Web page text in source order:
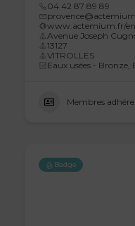
04 42 87 89 89
www.actemium.fr/
Avenue Joseph
13127
VITROLLES
Eaux usées - Bronze,
Membres
Badge